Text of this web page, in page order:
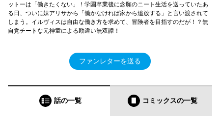
ットーは「働きたくない」！学園卒業後に念願のニート生活を送っていたあ
る日、ついに妹アリサから「働かなければ家から追放する」と言い渡されて
しまう。イルヴィスは自由な働き方を求めて、冒険者を目指すのだが！？無
自覚チートな元神童による勘違い無双譚！
ファンレターを送る
話の一覧 コミックスの一覧